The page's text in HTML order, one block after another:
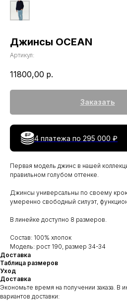
Джинсы OCEAN
Артикул:
11800,00 р.
Заказать
4 платежа по 295 000 ₽
Первая модель джинс в нашей
правильном голубом оттенке.
Джинсы универсальны по своему
умеренно свободный силуэт,
В линейке доступно 8 размеров.
Состав: 100% хлопок
Модель: рост 190, размер 34-34
Доставка
Таблица размеров
Уход
Доставка
Экономьте время на получении заказа. В
вариантов доставки: